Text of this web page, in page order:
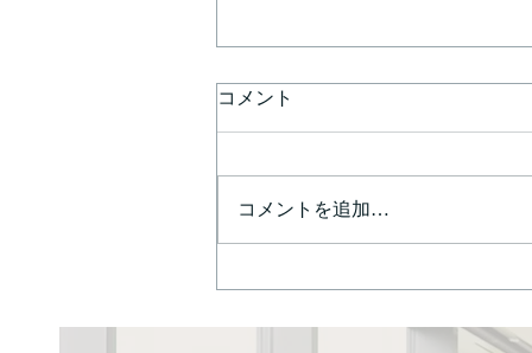
コメント
コメントを追加…